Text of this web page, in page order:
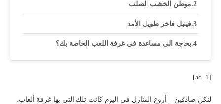
موطن الخشب الصلب
فينيل فاخر طويل الأمد
بحاجة الى مساعدة في غرفة اللعب الخاصة بك؟
[ad_1]
لنكن صادقين – أروع المنازل في اليوم كانت تلك التي بها غرفة ألعاب.